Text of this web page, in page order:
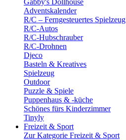
Gabby's Dollhouse
Adventskalender
R/C – Ferngesteuertes Spielzeug
R/C-Autos
R/C-Hubschrauber
R/C-Drohnen
Djeco
Basteln & Kreatives
Spielzeug
Outdoor
Puzzle & Spiele
Puppenhaus & -küche
Schönes fürs Kinderzimmer
Tinyly
Freizeit & Sport
Zur Kategorie Freizeit & Sport